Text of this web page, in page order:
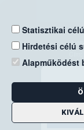
Statisztikai
Hirdetési célú
Alapműködést